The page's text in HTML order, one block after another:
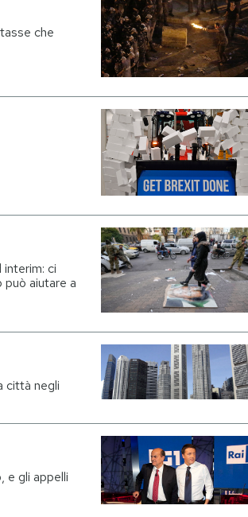
che
interim: ci
può aiutare a
città negli
e gli appelli